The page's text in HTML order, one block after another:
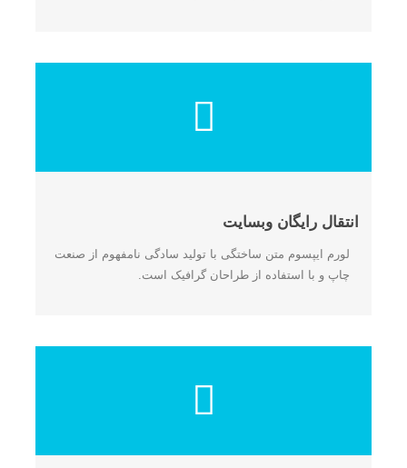
انتقال رایگان وبسایت
لورم ایپسوم متن ساختگی با تولید سادگی نامفهوم از صنعت
چاپ و با استفاده از طراحان گرافیک است.